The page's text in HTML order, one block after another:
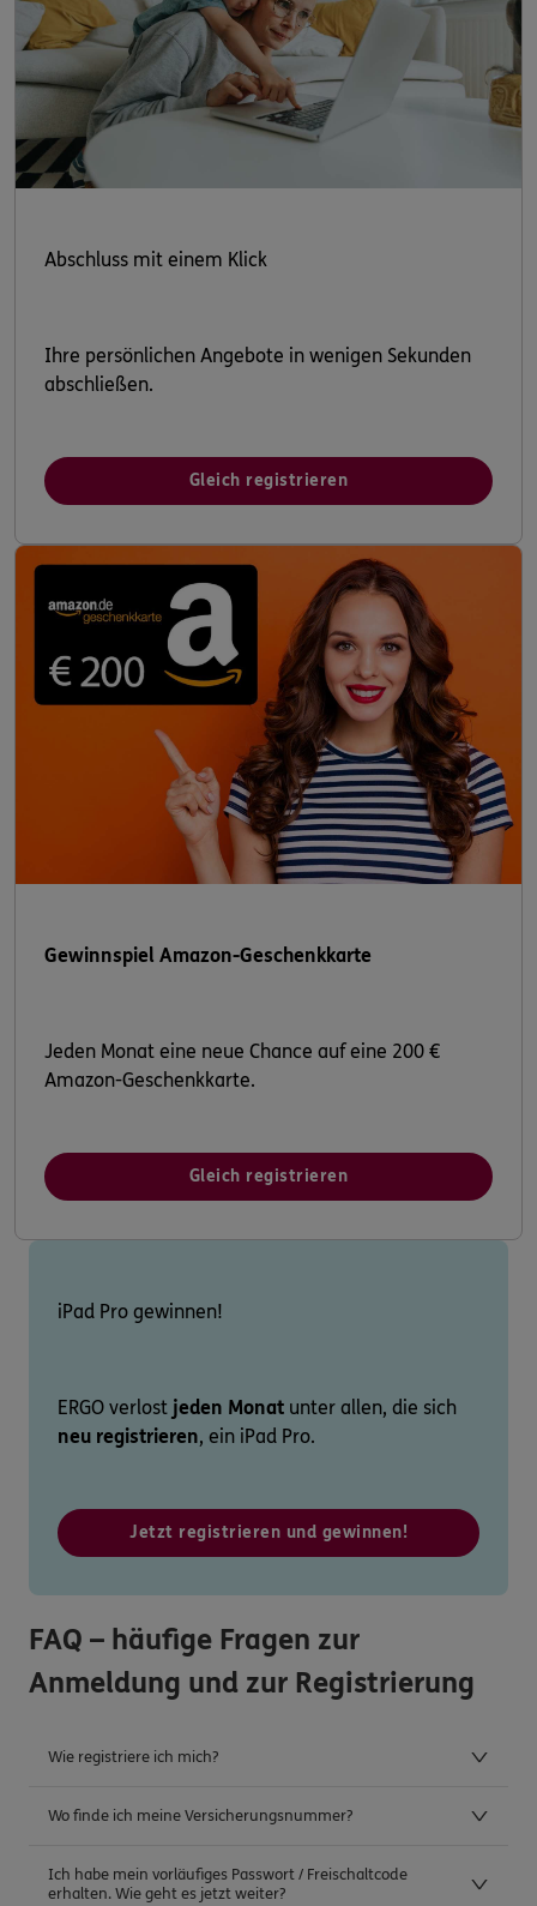
Abschluss mit einem Klick
Ihre persönlichen Angebote in wenigen Sekunden
abschließen.
Gleich registrieren
Gewinnspiel Amazon-Geschenkkarte
Jeden Monat eine neue Chance auf eine 200 €
Amazon-Geschenkkarte.
Gleich registrieren
iPad Pro gewinnen!
ERGO verlost jeden Monat unter allen, die sich
neu registrieren, ein iPad Pro.
Jetzt registrieren und gewinnen!
FAQ – häufige Fragen zur
Anmeldung und zur Registrierung
Wie registriere ich mich?
Wo finde ich meine Versicherungsnummer?
Ich habe mein vorläufiges Passwort / Freischaltcode
erhalten. Wie geht es jetzt weiter?